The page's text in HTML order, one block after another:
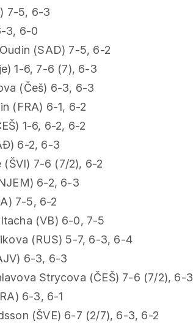
7-5, 6-3
3, 6-0
(SAD) 7-5, 6-2
1-6, 7-6 (7), 6-3
(Češ) 6-3, 6-3
(FRA) 6-1, 6-2
1-6, 6-2, 6-2
6-2, 6-3
(ŠVI) 7-6 (7/2), 6-2
6-2, 6-3
7-5, 6-2
(VB) 6-0, 7-5
(RUS) 5-7, 6-3, 6-4
6-3, 6-3
Strycova (ČEŠ) 7-6 (7/2), 6-3
6-3, 6-1
(ŠVE) 6-7 (2/7), 6-3, 6-2